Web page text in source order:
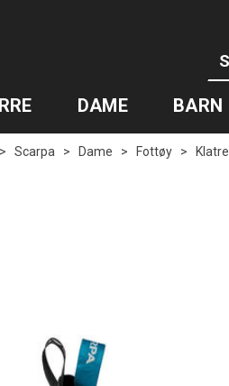
DAME BARN
> Scarpa > Dame > Fottøy >